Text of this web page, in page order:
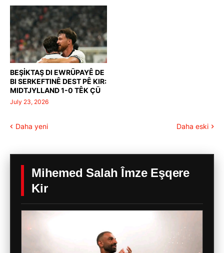
BEŞİKTAŞ DI EWRŪPAYÊ DE
BI SERKEFTINÊ DEST PÊ KIR:
MIDTJYLLAND 1-0 TÊK ÇŪ
July 23, 2026
Daha yeni Daha eski
Mihemed Salah Îmze Eşqere
Kir